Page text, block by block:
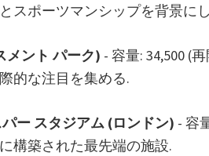
スポーツマンシップを背景に
メント パーク) - 容量: 34,500 (
的な注目を集める.
ー スタジアム (ロンドン) - 容
構築された最先端の施設.